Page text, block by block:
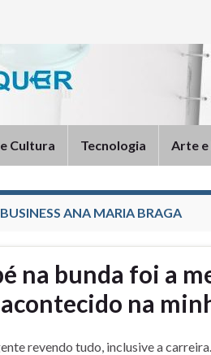
Cultura Tecnologia Arte
BUSINESS ANA MARIA BRAGA
na bunda foi a
na
revendo tudo, inclusive a